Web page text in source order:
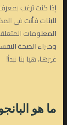
إذا كنت ترغب
للبنات فأنت في
المعلومات
وخبراء الصحة
غيرها، هيا بنا نبدأ!
ما هو